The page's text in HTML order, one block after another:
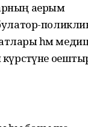
аерым
һәм
күрсәтүне